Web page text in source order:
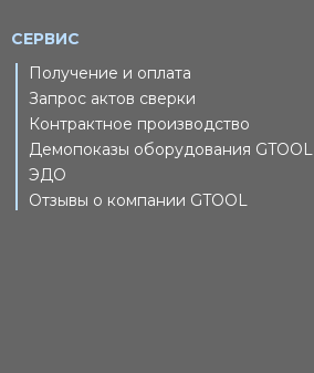
СЕРВИС
Получение и оплата
Запрос актов сверки
Контрактное производство
Демопоказы оборудования GTOOL
ЭДО
Отзывы о компании GTOOL